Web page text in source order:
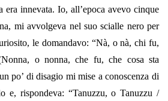
era innevata. Io, all’epoca avevo cinque
mi avvolgeva nel suo scialle nero per
le domandavo: “Nà, o nà, chi fu,
o nonna, che fu, che cosa sta
po’ di disagio mi mise a conoscenza di
e, rispondeva: “Tanuzzu, o Tanuzzu /